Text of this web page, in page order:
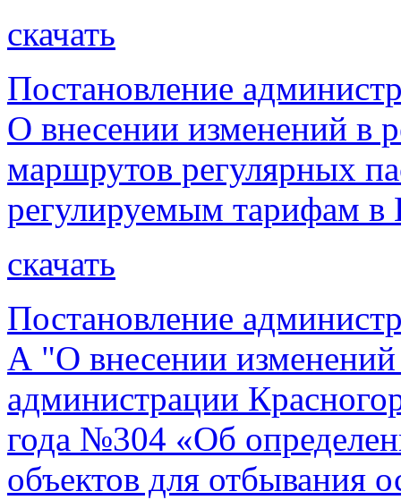
скачать
Постановление
О внесении изменений в
маршрутов регулярных
регулируемым тарифам в
скачать
Постановление
А "О внесении изменений
администрации
года №304 «Об
объектов для отбывания